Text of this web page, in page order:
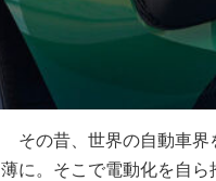
その昔、世界の自動車界
薄に。そこで電動化を自